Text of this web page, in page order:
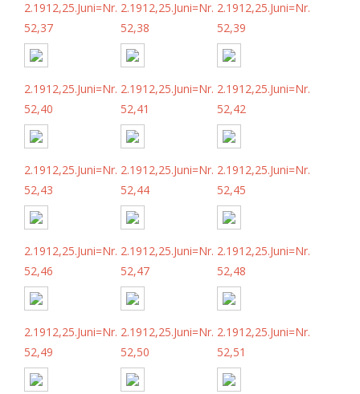
2.1912,25.Juni=Nr.
52,37
2.1912,25.Juni=Nr.
52,38
2.1912,25.Juni=Nr.
52,39
2.1912,25.Juni=Nr.
52,40
2.1912,25.Juni=Nr.
52,41
2.1912,25.Juni=Nr.
52,42
2.1912,25.Juni=Nr.
52,43
2.1912,25.Juni=Nr.
52,44
2.1912,25.Juni=Nr.
52,45
2.1912,25.Juni=Nr.
52,46
2.1912,25.Juni=Nr.
52,47
2.1912,25.Juni=Nr.
52,48
2.1912,25.Juni=Nr.
52,49
2.1912,25.Juni=Nr.
52,50
2.1912,25.Juni=Nr.
52,51